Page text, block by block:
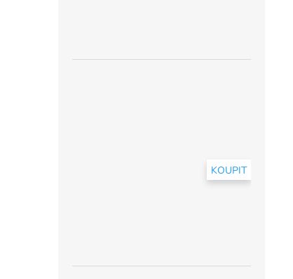
KOUPIT